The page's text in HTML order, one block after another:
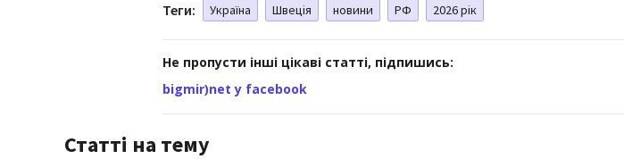
Теги: Україна Швеція новини РФ 2026 рік
Не пропусти інші цікаві статті, підпишись:
bigmir)net у facebook
Статті на тему